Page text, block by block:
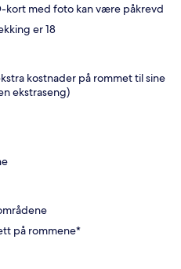
kort med foto kan være påkrevd
er 18
kostnader på rommet til sine
ekstraseng)
på rommene*